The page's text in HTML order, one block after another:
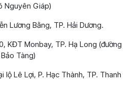
Nguyên Giáp)
Lương Bằng, TP. Hải Dương.
KĐT Monbay, TP. Hạ Long (đường
Tàng)
lộ Lê Lợi, P. Hạc Thành, TP. Thanh